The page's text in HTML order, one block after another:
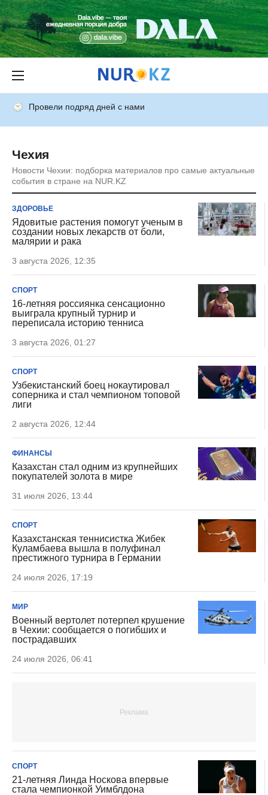
Провели подряд дней с нами
Чехия
Новости Чехии: подборка материалов про самые актуальные
события в стране на NUR.KZ
ЗДОРОВЬЕ
Ядовитые растения помогут ученым в
создании новых лекарств от боли,
малярии и рака
3 августа 2026, 12:35
СПОРТ
16-летняя россиянка сенсационно
выиграла крупный турнир и
переписала историю тенниса
3 августа 2026, 01:27
СПОРТ
Узбекистанский боец нокаутировал
соперника и стал чемпионом топовой
лиги
2 августа 2026, 12:44
ФИНАНСЫ
Казахстан стал одним из крупнейших
покупателей золота в мире
31 июля 2026, 13:44
СПОРТ
Казахстанская теннисистка Жибек
Куламбаева вышла в полуфинал
престижного турнира в Германии
24 июля 2026, 17:19
МИР
Военный вертолет потерпел крушение
в Чехии: сообщается о погибших и
пострадавших
24 июля 2026, 06:41
СПОРТ
21-летняя Линда Носкова впервые
стала чемпионкой Уимблдона